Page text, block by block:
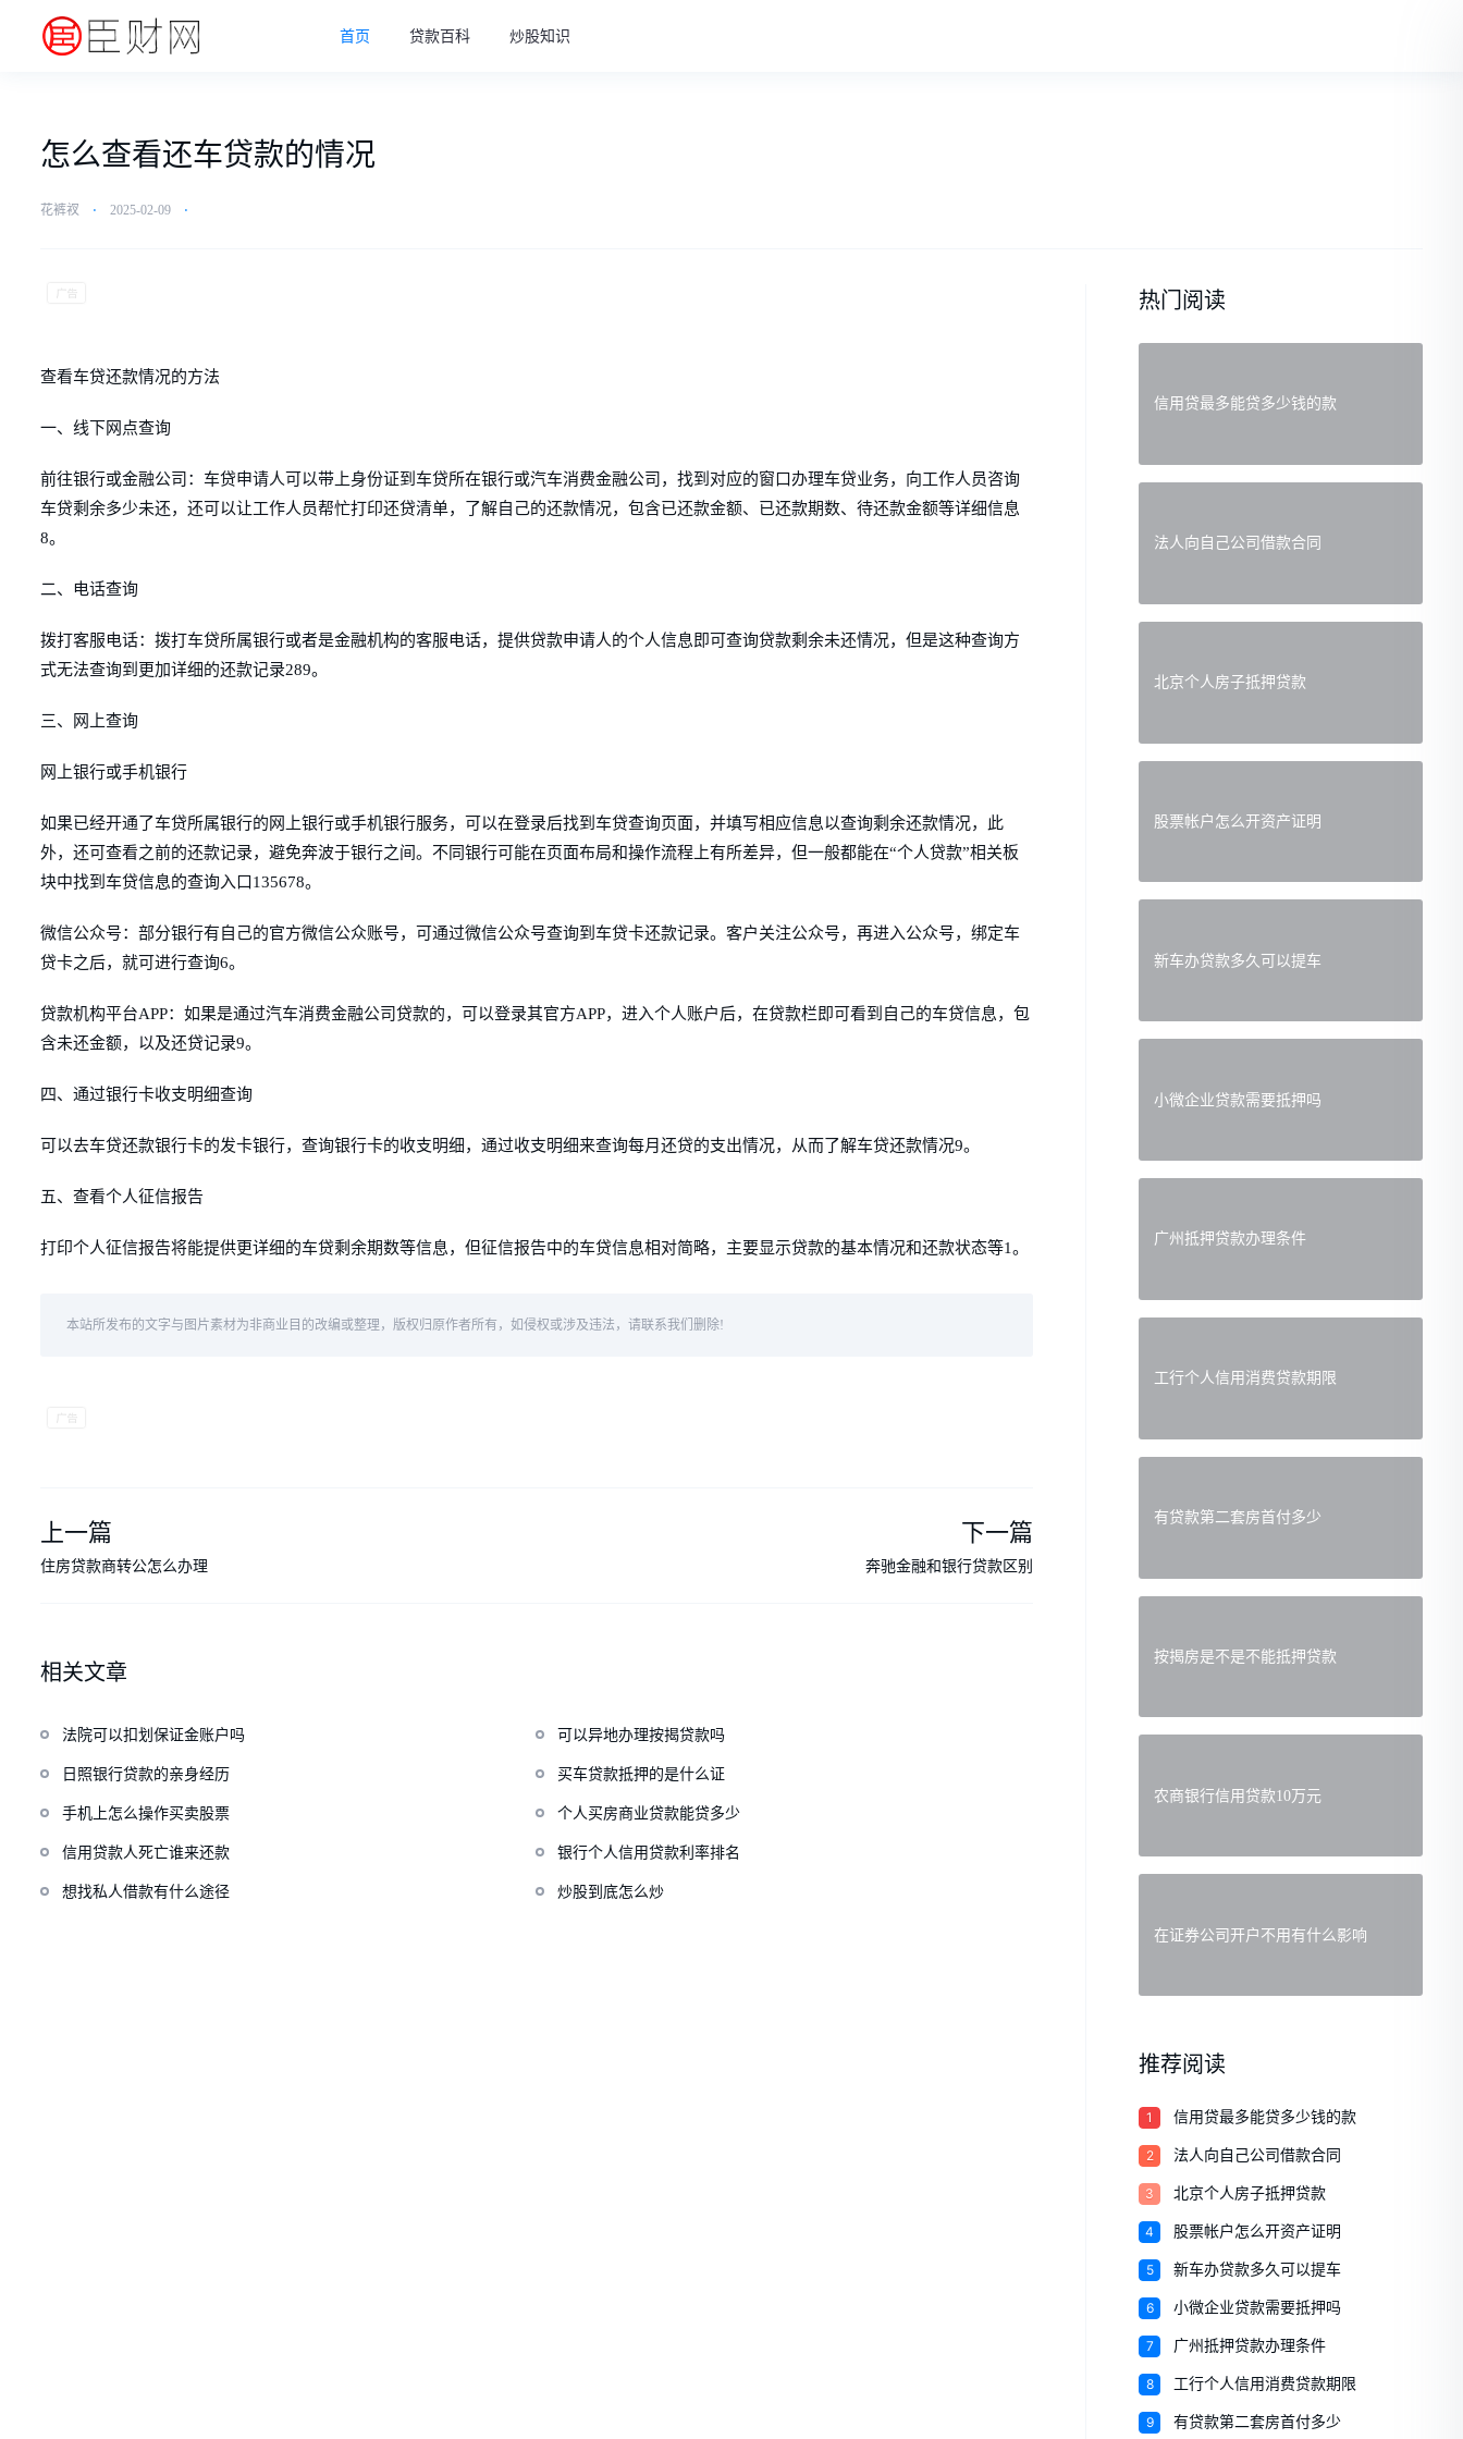
首页 贷款百科 炒股知识
怎么查看还车贷款的情况
花裤衩 ⋅ 2025-02-09 ⋅
查看车贷还款情况的方法
一、线下网点查询
前往银行或金融公司：车贷申请人可以带上身份证到车贷所在银行或汽车消费金融公司，找到对应的窗口办理车贷业务，向工作人员咨询
车贷剩余多少未还，还可以让工作人员帮忙打印还贷清单，了解自己的还款情况，包含已还款金额、已还款期数、待还款金额等详细信息
8。
二、电话查询
拨打客服电话：拨打车贷所属银行或者是金融机构的客服电话，提供贷款申请人的个人信息即可查询贷款剩余未还情况，但是这种查询方
式无法查询到更加详细的还款记录289。
三、网上查询
网上银行或手机银行
如果已经开通了车贷所属银行的网上银行或手机银行服务，可以在登录后找到车贷查询页面，并填写相应信息以查询剩余还款情况，此
外，还可查看之前的还款记录，避免奔波于银行之间。不同银行可能在页面布局和操作流程上有所差异，但一般都能在“个人贷款”相关板
块中找到车贷信息的查询入口135678。
微信公众号：部分银行有自己的官方微信公众账号，可通过微信公众号查询到车贷卡还款记录。客户关注公众号，再进入公众号，绑定车
贷卡之后，就可进行查询6。
贷款机构平台APP：如果是通过汽车消费金融公司贷款的，可以登录其官方APP，进入个人账户后，在贷款栏即可看到自己的车贷信息，包
含未还金额，以及还贷记录9。
四、通过银行卡收支明细查询
可以去车贷还款银行卡的发卡银行，查询银行卡的收支明细，通过收支明细来查询每月还贷的支出情况，从而了解车贷还款情况9。
五、查看个人征信报告
打印个人征信报告将能提供更详细的车贷剩余期数等信息，但征信报告中的车贷信息相对简略，主要显示贷款的基本情况和还款状态等1。
本站所发布的文字与图片素材为非商业目的改编或整理，版权归原作者所有，如侵权或涉及违法，请联系我们删除!
上一篇
住房贷款商转公怎么办理
下一篇
奔驰金融和银行贷款区别
相关文章
法院可以扣划保证金账户吗 可以异地办理按揭贷款吗
日照银行贷款的亲身经历 买车贷款抵押的是什么证
手机上怎么操作买卖股票 个人买房商业贷款能贷多少
信用贷款人死亡谁来还款 银行个人信用贷款利率排名
想找私人借款有什么途径 炒股到底怎么炒
热门阅读
信用贷最多能贷多少钱的款
法人向自己公司借款合同
北京个人房子抵押贷款
股票帐户怎么开资产证明
新车办贷款多久可以提车
小微企业贷款需要抵押吗
广州抵押贷款办理条件
工行个人信用消费贷款期限
有贷款第二套房首付多少
按揭房是不是不能抵押贷款
农商银行信用贷款10万元
在证券公司开户不用有什么影响
推荐阅读
1 信用贷最多能贷多少钱的款
2 法人向自己公司借款合同
3 北京个人房子抵押贷款
4 股票帐户怎么开资产证明
5 新车办贷款多久可以提车
6 小微企业贷款需要抵押吗
7 广州抵押贷款办理条件
8 工行个人信用消费贷款期限
9 有贷款第二套房首付多少